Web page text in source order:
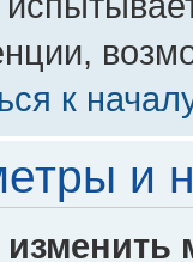
к
и
изменить